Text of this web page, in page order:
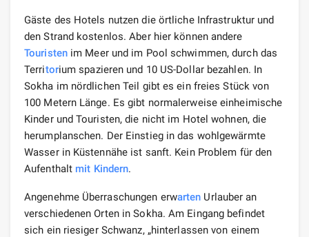
Gäste des Hotels nutzen die örtliche Infrastruktur und
den Strand kostenlos. Aber hier können andere
Touristenim Meer und im Pool schwimmen, durch das
Territorium spazieren und 10 US-Dollar bezahlen. In
Sokha im nördlichen Teil gibt es ein freies Stück von
100 Metern Länge. Es gibt normalerweise einheimische
Kinder und Touristen, die nicht im Hotel wohnen, die
herumplanschen. Der Einstieg in das wohlgewärmte
Wasser in Küstennähe ist sanft. Kein Problem für den
Aufenthalt mit Kindern.
Angenehme Überraschungen erwarten Urlauber an
verschiedenen Orten in Sokha. Am Eingang befindet
sich ein riesiger Schwanz, „hinterlassen von einem